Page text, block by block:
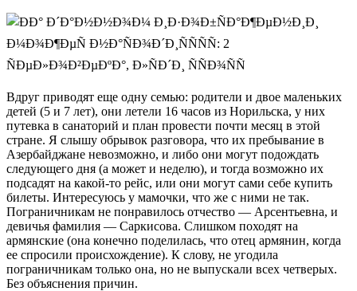
Вдруг приводят еще одну семью: родители и двое маленьких
детей (5 и 7 лет), они летели 16 часов из Норильска, у них
путевка в санаторий и план провести почти месяц в этой
стране. Я слышу обрывок разговора, что их пребывание в
Азербайджане невозможно, и либо они могут подождать
следующего дня (а может и неделю), и тогда возможно их
подсадят на какой-то рейс, или они могут сами себе купить
билеты. Интересуюсь у мамочки, что же с ними не так.
Пограничникам не понравилось отчество — Арсентьевна, и
девичья фамилия — Саркисова. Слишком походят на
армянские (она конечно поделилась, что отец армянин, когда
ее спросили происхождение). К слову, не угодила
пограничникам только она, но не выпускали всех четверых.
Без объяснения причин.